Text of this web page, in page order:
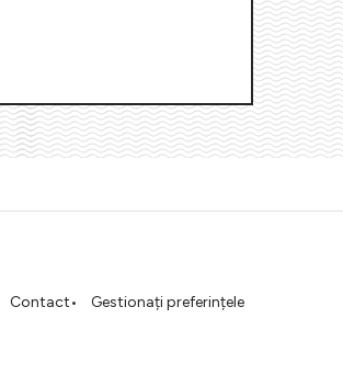
Contact Gestionați preferințele